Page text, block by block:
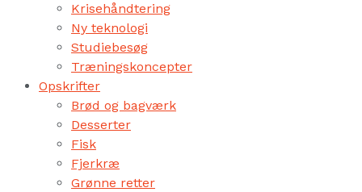
Krisehåndtering
Ny teknologi
Studiebesøg
Træningskoncepter
Opskrifter
Brød og bagværk
Desserter
Fisk
Fjerkræ
Grønne retter